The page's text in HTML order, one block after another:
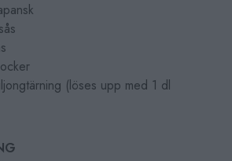
(löses upp med 1 dl